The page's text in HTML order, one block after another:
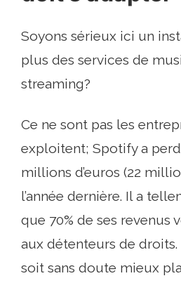
Soyons sérieux ici un
plus des services de
streaming?
Ce ne sont pas les
exploitent; Spotify a
millions d’euros (22
l’année dernière. Il a
que 70% de ses revenus
aux détenteurs de
soit sans doute mieux